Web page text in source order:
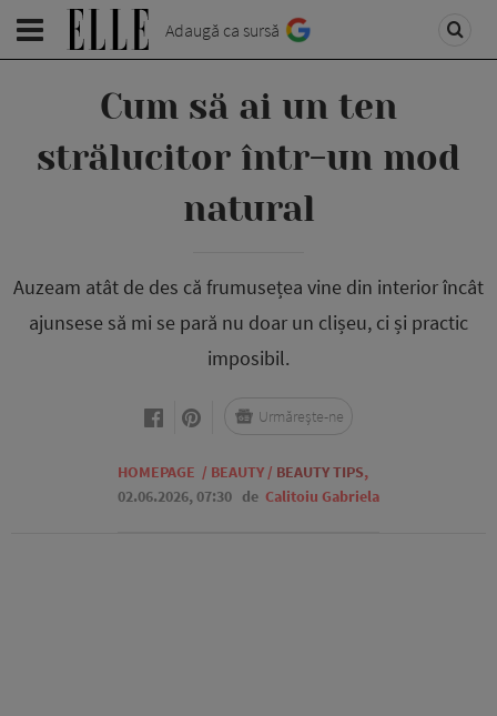
Adaugă ca sursă
Cum să ai un ten
strălucitor într-un mod
natural
Auzeam atât de des că frumusețea vine din interior încât
ajunsese să mi se pară nu doar un clișeu, ci și practic
imposibil.
HOMEPAGE / BEAUTY / BEAUTY TIPS,
02.06.2026, 07:30 de Calitoiu Gabriela
Urmărește-ne